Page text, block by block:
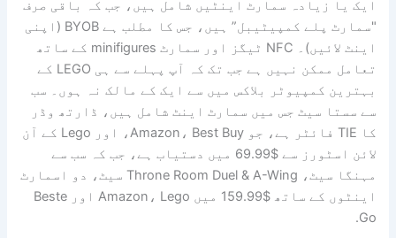
ایک یا زیادہ سمارٹ اینٹیں شامل ہیں، جب کہ باقی صرف
"سمارٹ پلے کمپیٹیبل” ہیں، جس کا مطلب ہے BYOB (اپنی
اینٹ لائیں)۔ NFC ٹیگز اور سمارٹ minifigures کے ساتھ
تعامل ممکن نہیں ہے جب تک کہ آپ پہلے سے ہی LEGO کے
بہترین کمپیوٹر بلاکس میں سے ایک کے مالک نہ ہوں۔ سب
سے سستا سیٹ جس میں سمارٹ اینٹ شامل ہیں، ڈارتھ وڈر
کا TIE فائٹر ہے، جو Amazon، Best Buy، اور Lego کے آن
لائن اسٹورز سے $69.99 میں دستیاب ہے، جب کہ سب سے
مہنگا سیٹ، Throne Room Duel & A-Wing سیٹ، دو اسمارٹ
اینٹوں کے ساتھ $159.99 میں Amazon، Lego اور Beste
Go.